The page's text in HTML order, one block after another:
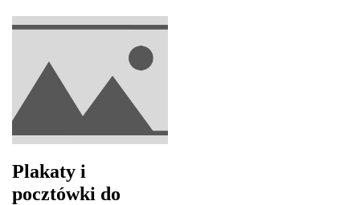
Plakaty i
pocztówki do